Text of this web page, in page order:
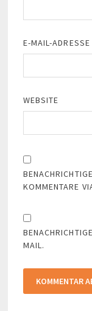
E-MAIL-ADRESSE
WEBSITE
KOMMENTARE
MAIL.